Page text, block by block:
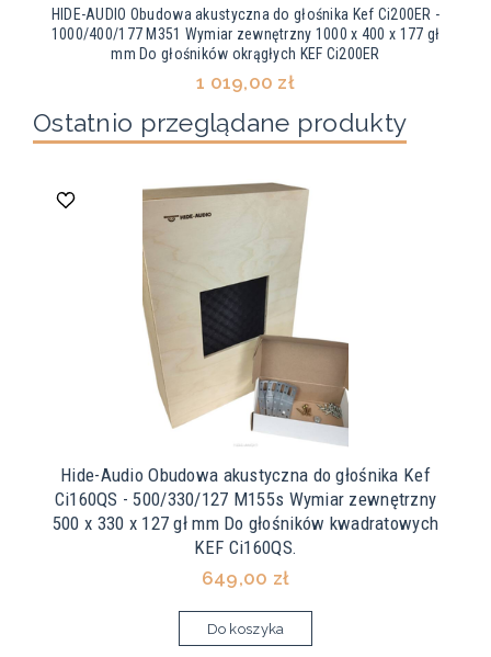
HIDE-AUDIO Obudowa akustyczna do głośnika Kef Ci200ER -
1000/400/177 M351 Wymiar zewnętrzny 1000 x 400 x 177 gł
mm Do głośników okrągłych KEF Ci200ER
1 019,00 zł
Ostatnio przeglądane produkty
Hide-Audio Obudowa akustyczna do głośnika Kef
Ci160QS - 500/330/127 M155s Wymiar zewnętrzny
500 x 330 x 127 gł mm Do głośników kwadratowych
KEF Ci160QS.
649,00 zł
Do koszyka